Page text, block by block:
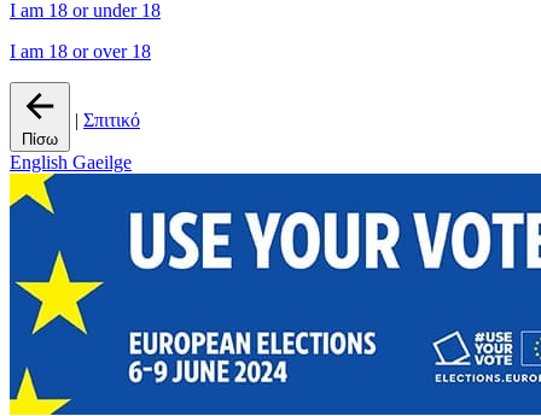
I am 18 or under 18
I am 18 or over 18
Πίσω
| Σπιτικό
English Gaeilge